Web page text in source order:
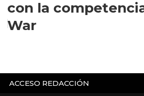
con la
War
ACCESO REDACCIÓN